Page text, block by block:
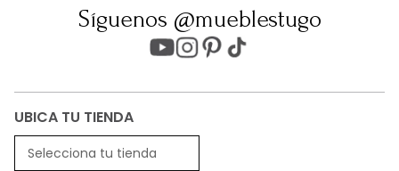
Síguenos @mueblestugo
UBICA TU TIENDA
Selecciona tu tienda